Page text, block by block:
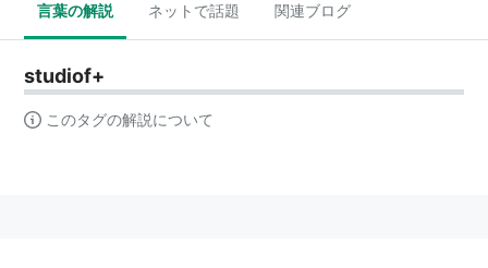
言葉の解説 ネットで話題 関連ブログ
studiof+
このタグの解説について